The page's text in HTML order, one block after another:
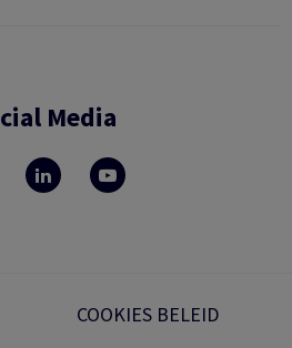
Media
COOKIES BELEID